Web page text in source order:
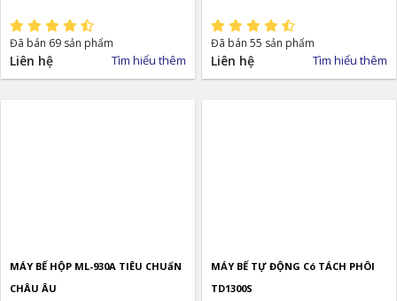
Đã bán 69 sản phẩm
Liên hệ Tìm hiểu thêm
Đã bán 55 sản phẩm
Liên hệ Tìm hiểu thêm
MÁY BẾ HỘP ML-930A TIÊU CHUẩN
CHÂU ÂU
MÁY BẾ TỰ ĐỘNG Có TÁCH PHÔI
TD1300S